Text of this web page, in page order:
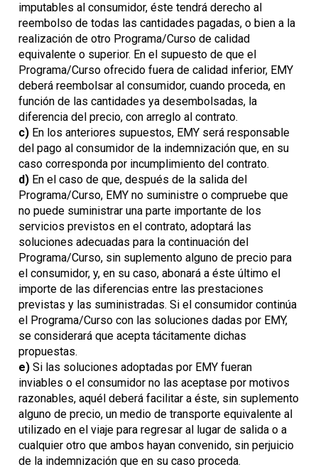
imputables al consumidor, éste tendrá derecho al
reembolso de todas las cantidades pagadas, o bien a la
realización de otro Programa/Curso de calidad
equivalente o superior. En el supuesto de que el
Programa/Curso ofrecido fuera de calidad inferior, EMY
deberá reembolsar al consumidor, cuando proceda, en
función de las cantidades ya desembolsadas, la
diferencia del precio, con arreglo al contrato.
c) En los anteriores supuestos, EMY será responsable
del pago al consumidor de la indemnización que, en su
caso corresponda por incumplimiento del contrato.
d) En el caso de que, después de la salida del
Programa/Curso, EMY no suministre o compruebe que
no puede suministrar una parte importante de los
servicios previstos en el contrato, adoptará las
soluciones adecuadas para la continuación del
Programa/Curso, sin suplemento alguno de precio para
el consumidor, y, en su caso, abonará a éste último el
importe de las diferencias entre las prestaciones
previstas y las suministradas. Si el consumidor continúa
el Programa/Curso con las soluciones dadas por EMY,
se considerará que acepta tácitamente dichas
propuestas.
e)Si las soluciones adoptadas por EMY fueran
inviables o el consumidor no las aceptase por motivos
razonables, aquél deberá facilitar a éste, sin suplemento
alguno de precio, un medio de transporte equivalente al
utilizado en el viaje para regresar al lugar de salida o a
cualquier otro que ambos hayan convenido, sin perjuicio
de la indemnización que en su caso proceda.